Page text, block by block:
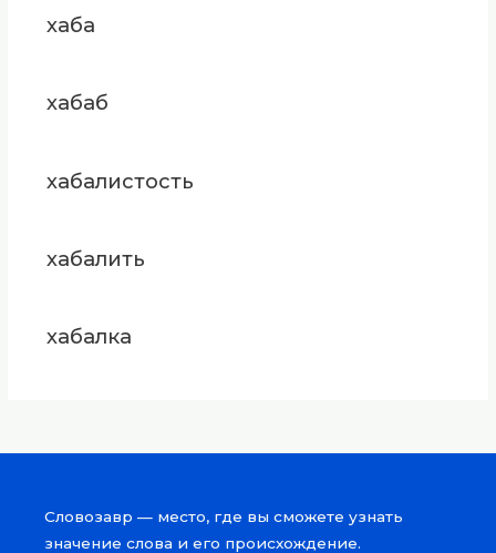
хаба
хабаб
хабалистость
хабалить
хабалка
Словозавр — место, где вы сможете узнать
значение слова и его происхождение.